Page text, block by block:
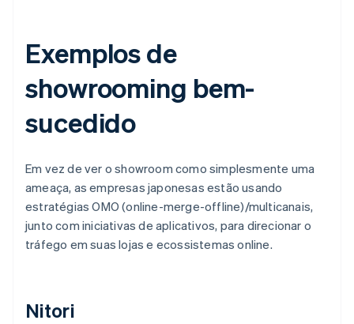
Exemplos de
showrooming bem-
sucedido
Em vez de ver o showroom como simplesmente uma
ameaça, as empresas japonesas estão usando
estratégias OMO (online-merge-offline)/multicanais,
junto com iniciativas de aplicativos, para direcionar o
tráfego em suas lojas e ecossistemas online.
Nitori